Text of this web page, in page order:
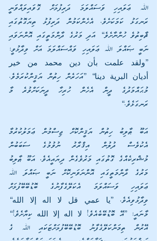
ﷲ ޢަލައިހި ވަސައްލަމަ ދަރިފުޅަށް ގޮވައިލައްވަނީ
”ولقد علمت بأن دين محمد من خير
ރަނގަޅެވެ.“
އެކުވެސް ދުލުން އިޤްރާރު ނުވުމުގެ ސަބަބުން
ޢަލައިހި ވަސައްލަމަ އެކަލޭގެފާނުގެ ބޮޑުބޭބޭފުޅަށް